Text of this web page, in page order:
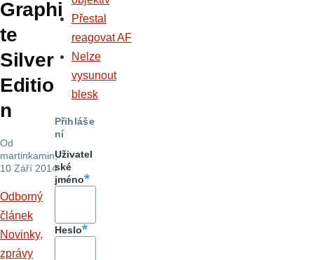
Graphi
te
Silver
Editio
n
Od
martinkamin,
10 Září 2014
Odborný
článek
Novinky,
zprávy
Přestal
reagovat AF
Nelze
vysunout
blesk
Přihláše
ní
Uživatel
ské
jméno
Heslo